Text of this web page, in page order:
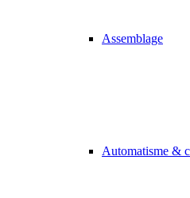
Assemblage
Automatisme &